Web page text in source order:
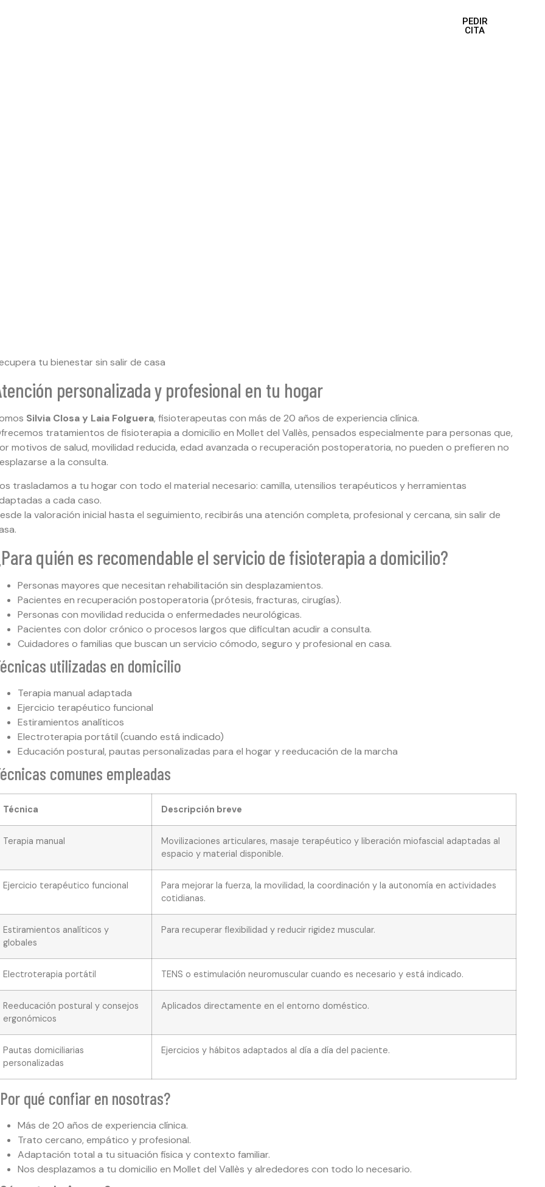
PEDIR
CITA
tu bienestar sin salir de casa
personalizada y profesional en tu hogar
Silvia Closa y Laia Folguera, fisioterapeutas con más de 20 años de experiencia clínica.
tratamientos de fisioterapia a domicilio en Mollet del Vallès, pensados especialmente para personas que,
motivos de salud, movilidad reducida, edad avanzada o recuperación postoperatoria, no pueden o prefieren no
a la consulta.
trasladamos a tu hogar con todo el material necesario: camilla, utensilios terapéuticos y herramientas
a cada caso.
la valoración inicial hasta el seguimiento, recibirás una atención completa, profesional y cercana, sin salir de
quién es recomendable el servicio de fisioterapia a domicilio?
Personas mayores que necesitan rehabilitación sin desplazamientos.
Pacientes en recuperación postoperatoria (prótesis, fracturas, cirugías).
Personas con movilidad reducida o enfermedades neurológicas.
Pacientes con dolor crónico o procesos largos que dificultan acudir a consulta.
Cuidadores o familias que buscan un servicio cómodo, seguro y profesional en casa.
utilizadas en domicilio
Terapia manual adaptada
Ejercicio terapéutico funcional
Estiramientos analíticos
Electroterapia portátil (cuando está indicado)
Educación postural, pautas personalizadas para el hogar y reeducación de la marcha
comunes empleadas
Técnica Descripción breve
Terapia manual
Movilizaciones articulares, masaje terapéutico y liberación miofascial adaptadas al
espacio y material disponible.
Ejercicio terapéutico funcional
Para mejorar la fuerza, la movilidad, la coordinación y la autonomía en actividades
cotidianas.
Estiramientos analíticos y
globales
Para recuperar flexibilidad y reducir rigidez muscular.
Electroterapia portátil TENS o estimulación neuromuscular cuando es necesario y está indicado.
Reeducación postural y consejos
ergonómicos
Aplicados directamente en el entorno doméstico.
Pautas domiciliarias
personalizadas
Ejercicios y hábitos adaptados al día a día del paciente.
qué confiar en nosotras?
Más de 20 años de experiencia clínica.
Trato cercano, empático y profesional.
Adaptación total a tu situación física y contexto familiar.
Nos desplazamos a tu domicilio en Mollet del Vallès y alrededores con todo lo necesario.